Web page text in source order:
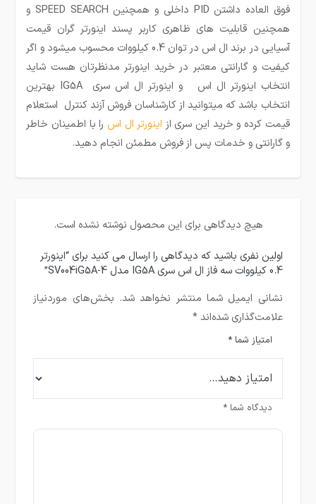
فوق العاده داشتن PID داخلی و همچنین SPEED SEARCH و
همچنین قابلیت های ظاهری کاربر پسند اینورتر گران قیمت
آسیایی در برند ال اس در توان 0.4 کیلووات محسوب میشود و اگر
کیفیت و گارانتی معتبر در خرید اینورتر مدنظرتان هست شاید
انتخاب اینورتر ال اس و اینورتر ال اس سری IG5A بهترین
انتخاب باشد که میتوانید از کارشناسان فروش آزند کنترل استعلام
قیمت کرده و خرید این سری از اینورتر ال اس را با اطمینان خاطر
و گارانتی و خدمات پس از فروش مطمئن انجام دهید.
هیچ دیدگاهی برای این محصول نوشته نشده است.
اولین نفری باشید که دیدگاهی را ارسال می کنید برای “اینورتر
0.4 کیلووات سه فاز ال اس سری IG5A مدل SV004iG5A-4”
نشانی ایمیل شما منتشر نخواهد شد. بخش‌های موردنیاز
علامت‌گذاری شده‌اند*
امتیاز شما*
دیدگاه شما*